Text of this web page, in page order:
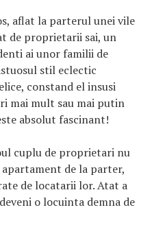
aflat la parterul unei vile
de proprietarii sai, un
ai unor familii de
stil eclectic
constand el insusi
mai mult sau mai putin
absolut fascinant!
cuplu de proprietari nu
de la parter,
de locatarii lor. Atat a
o locuinta demna de